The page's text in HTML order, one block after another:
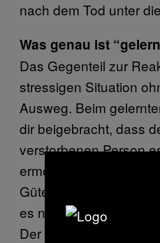
nach dem Tod unter
Was genau ist
Das Gegenteil zur
stressigen Situation
Ausweg. Beim
dir beigebracht, dass
verstorbenen Person
ermöglicht, die Erde zu
Güte auf dich zu
es noch den
Der betrifft vor allem